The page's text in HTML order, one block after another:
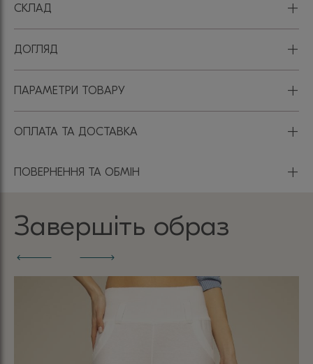
СКЛАД +
ДОГЛЯД +
ПАРАМЕТРИ ТОВАРУ +
ОПЛАТА ТА ДОСТАВКА +
ПОВЕРНЕННЯ ТА ОБМІН +
Завершіть образ